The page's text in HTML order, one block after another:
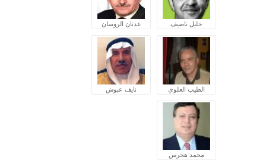
خليل ناصيف عدنان الروسان
الطيب العلوي نايف عبوش
محمد هجرس